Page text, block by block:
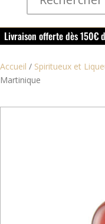
Livraison offerte dès 150€
offerte dans le
Accueil / Spiritueux et
Martinique